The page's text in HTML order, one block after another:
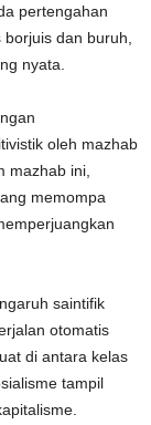
pertengahan
dan buruh,
nyata.
oleh mazhab
mazhab ini,
memompa
saintifik
otomatis
di antara kelas
tampil